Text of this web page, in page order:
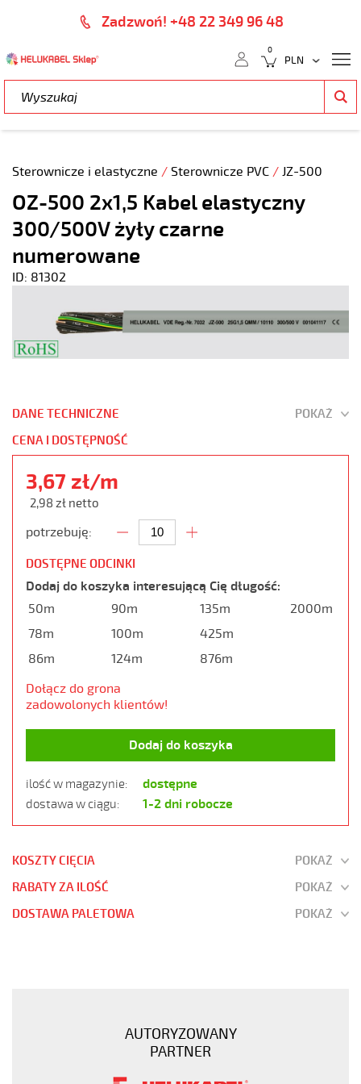
Zadzwoń! +48 22 349 96 48
0
Sterownicze i elastyczne / Sterownicze PVC / JZ-500
OZ-500 2x1,5 Kabel elastyczny
300/500V żyły czarne
numerowane
ID: 81302
DANE TECHNICZNE
POKAŻ
CENA I DOSTĘPNOŚĆ
3,67 zł/m
2,98 zł netto
potrzebuję:
DOSTĘPNE ODCINKI
Dodaj do koszyka interesującą Cię długość:
50m
78m
86m
90m
100m
124m
135m
425m
876m
2000m
Dołącz do grona
zadowolonych klientów!
Dodaj do koszyka
ilość w magazynie: dostępne
dostawa w ciągu: 1-2 dni robocze
KOSZTY CIĘCIA
POKAŻ
RABATY ZA ILOŚĆ
POKAŻ
DOSTAWA PALETOWA
POKAŻ
AUTORYZOWANY
PARTNER